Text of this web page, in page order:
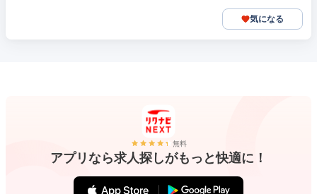
気になる
無料
アプリなら求人探しがもっと快適に！